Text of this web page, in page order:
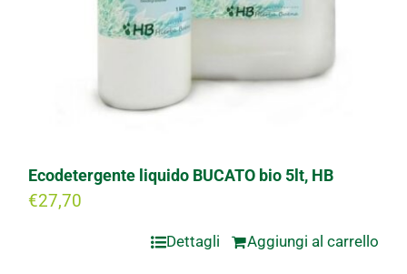
Ecodetergente liquido BUCATO bio 5lt, HB
€27,70
Aggiungi al carrello
Dettagli